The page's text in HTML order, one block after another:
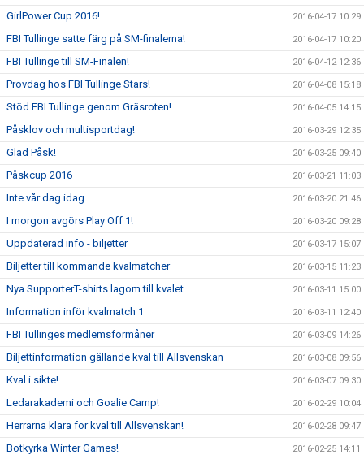
GirlPower Cup 2016! 2016-04-17 10:29
FBI Tullinge satte färg på SM-finalerna! 2016-04-17 10:20
FBI Tullinge till SM-Finalen! 2016-04-12 12:36
Provdag hos FBI Tullinge Stars! 2016-04-08 15:18
Stöd FBI Tullinge genom Gräsroten! 2016-04-05 14:15
Påsklov och multisportdag! 2016-03-29 12:35
Glad Påsk! 2016-03-25 09:40
Påskcup 2016 2016-03-21 11:03
Inte vår dag idag 2016-03-20 21:46
I morgon avgörs Play Off 1! 2016-03-20 09:28
Uppdaterad info - biljetter 2016-03-17 15:07
Biljetter till kommande kvalmatcher 2016-03-15 11:23
Nya SupporterT-shirts lagom till kvalet 2016-03-11 15:00
Information inför kvalmatch 1 2016-03-11 12:40
FBI Tullinges medlemsförmåner 2016-03-09 14:26
Biljettinformation gällande kval till Allsvenskan 2016-03-08 09:56
Kval i sikte! 2016-03-07 09:30
Ledarakademi och Goalie Camp! 2016-02-29 10:04
Herrarna klara för kval till Allsvenskan! 2016-02-28 09:47
Botkyrka Winter Games! 2016-02-25 14:11